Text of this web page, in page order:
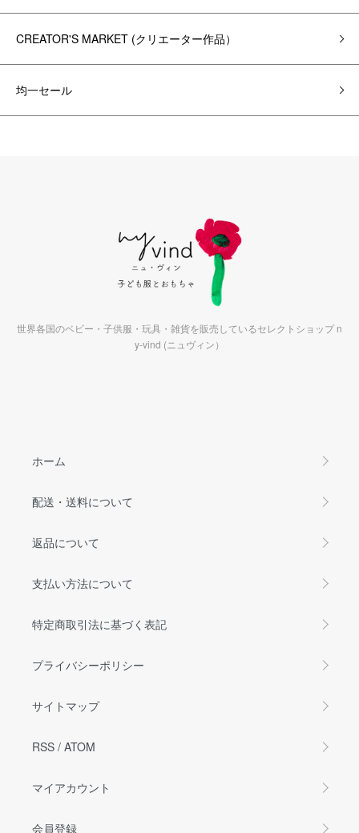
CREATOR'S MARKET (クリエーター作品）
均一セール
世界各国のベビー・子供服・玩具・雑貨を販売しているセレクトショップ n
y-vind (ニュヴィン）
ホーム
配送・送料について
返品について
支払い方法について
特定商取引法に基づく表記
プライバシーポリシー
サイトマップ
RSS / ATOM
マイアカウント
会員登録